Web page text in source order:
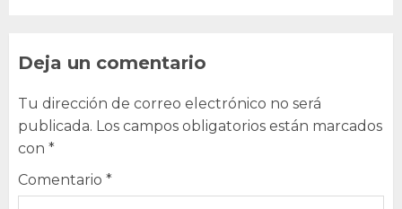
Deja un comentario
Tu dirección de correo electrónico no será
publicada. Los campos obligatorios están marcados
con *
Comentario *